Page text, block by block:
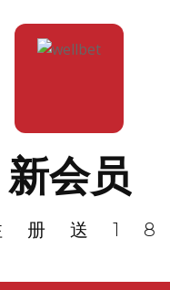
新会员
册送18